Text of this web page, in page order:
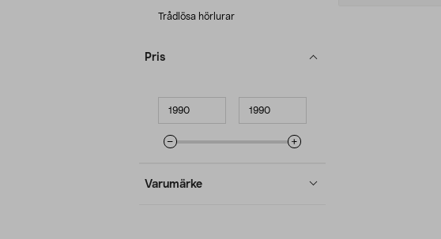
Trådlösa hörlurar
Pris
Varumärke